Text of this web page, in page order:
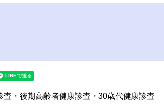
査・後期高齢者健康診査・30歳代健康診査